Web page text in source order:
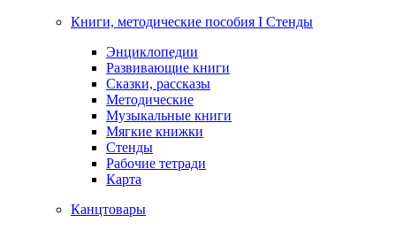
Книги, методические пособия I Стенды
Энциклопедии
Развивающие книги
Сказки, рассказы
Методические
Музыкальные книги
Мягкие книжки
Стенды
Рабочие тетради
Карта
Канцтовары